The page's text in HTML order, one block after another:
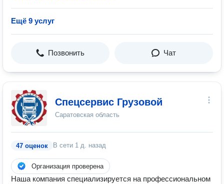
Ещё 9 услуг
Позвонить Чат
Спецсервис Грузовой
Саратовская область
47 оценок В сети 1 д. назад
Организация проверена
Наша компания специализируется на профессиональном